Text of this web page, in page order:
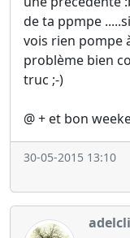
de ta ppmpe
vois rien pompe
problème bien
truc ;-)
@ + et bon
30-05-2015 13:10